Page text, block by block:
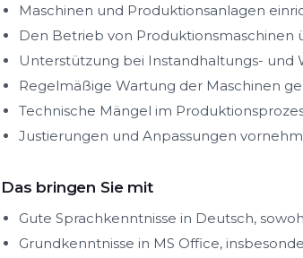
Maschinen und Produktionsanlagen
Den Betrieb von
Unterstützung bei Instandhaltungs- und
Regelmäßige Wartung der Maschinen
Technische Mängel im
Justierungen und Anpassungen
Das bringen Sie mit
Gute Sprachkenntnisse in Deutsch,
Grundkenntnisse in MS Office,